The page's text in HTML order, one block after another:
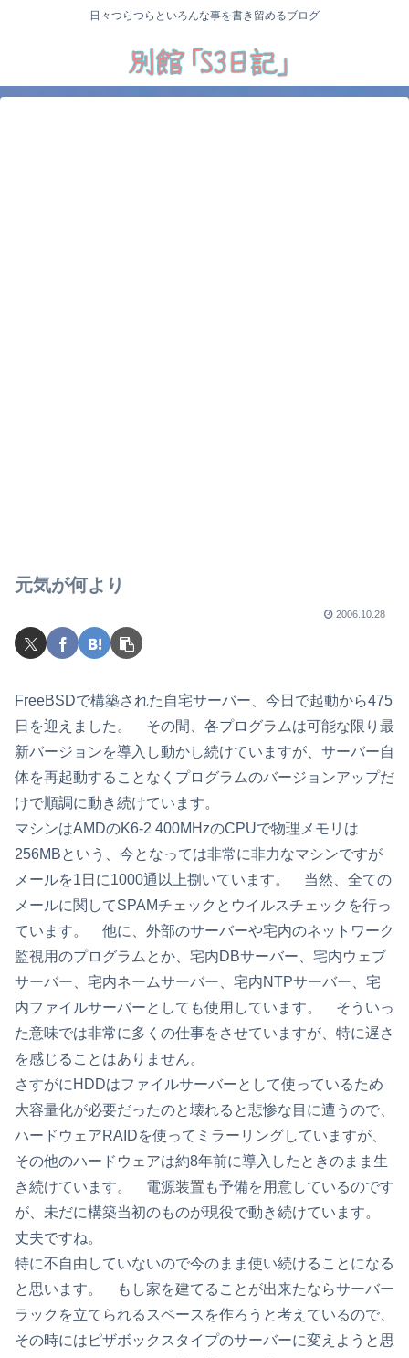
日々つらつらといろんな事を書き留めるブログ
元気が何より
2006.10.28
FreeBSDで構築された自宅サーバー、今日で起動から475
日を迎えました。 その間、各プログラムは可能な限り最
新バージョンを導入し動かし続けていますが、サーバー自
体を再起動することなくプログラムのバージョンアップだ
けで順調に動き続けています。
マシンはAMDのK6-2 400MHzのCPUで物理メモリは
256MBという、今となっては非常に非力なマシンですが
メールを1日に1000通以上捌いています。 当然、全ての
メールに関してSPAMチェックとウイルスチェックを行っ
ています。 他に、外部のサーバーや宅内のネットワーク
監視用のプログラムとか、宅内DBサーバー、宅内ウェブ
サーバー、宅内ネームサーバー、宅内NTPサーバー、宅
内ファイルサーバーとしても使用しています。 そういっ
た意味では非常に多くの仕事をさせていますが、特に遅さ
を感じることはありません。
さすがにHDDはファイルサーバーとして使っているため
大容量化が必要だったのと壊れると悲惨な目に遭うので、
ハードウェアRAIDを使ってミラーリングしていますが、
その他のハードウェアは約8年前に導入したときのまま生
き続けています。 電源装置も予備を用意しているのです
が、未だに構築当初のものが現役で動き続けています。
丈夫ですね。
特に不自由していないので今のまま使い続けることになる
と思います。 もし家を建てることが出来たならサーバー
ラックを立てられるスペースを作ろうと考えているので、
その時にはピザボックスタイプのサーバーに変えようと思